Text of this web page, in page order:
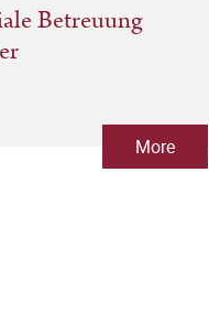
Betreuung
More